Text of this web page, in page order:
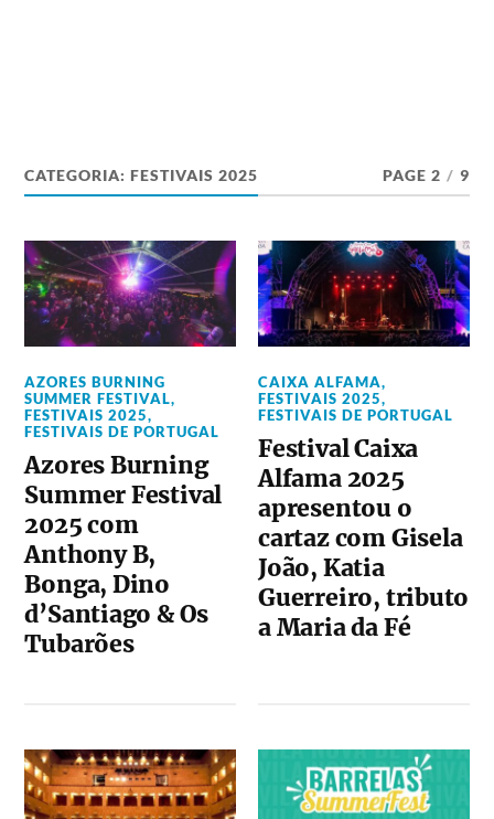
CATEGORIA:FESTIVAIS 2025 PAGE 2 / 9
AZORES BURNING
SUMMER FESTIVAL,
FESTIVAIS 2025,
FESTIVAIS DE PORTUGAL
Azores Burning
Summer Festival
2025 com
Anthony B,
Bonga, Dino
d’Santiago & Os
Tubarões
CAIXA ALFAMA,
FESTIVAIS 2025,
FESTIVAIS DE PORTUGAL
Festival Caixa
Alfama 2025
apresentou o
cartaz com Gisela
João, Katia
Guerreiro, tributo
a Maria da Fé